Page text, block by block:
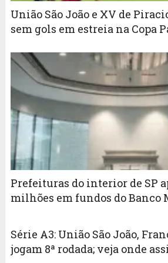
União São João e XV de
sem gols em estreia na Copa
Prefeituras do interior de SP
milhões em fundos do Banco
Série A3: União São João,
jogam 8ª rodada; veja onde